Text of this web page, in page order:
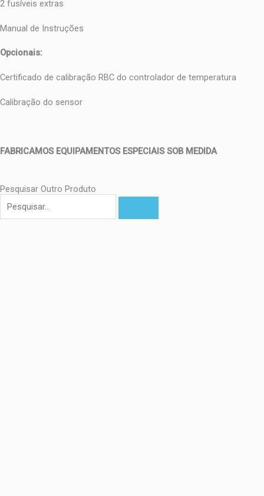
2 fusíveis extras
Manual de Instruções
Opcionais:
Certificado de calibração RBC do controlador de temperatura
Calibração do sensor
FABRICAMOS EQUIPAMENTOS ESPECIAIS SOB MEDIDA
Pesquisar Outro Produto
Pesquisar